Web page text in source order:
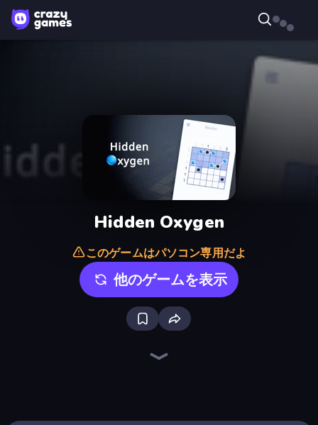
Hidden Oxygen
このゲームはパソコン専用だよ
他のゲームを表示